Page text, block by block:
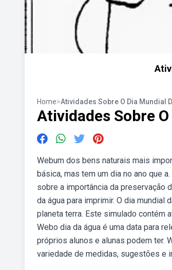
Home>Atividades Sobre O Dia Mundial
Atividades Sobre
Webum dos bens naturais mais
básica, mas tem um dia no ano que
sobre a importância da preservação
da água para imprimir. O dia mundial
planeta terra. Este simulado contém
Webo dia da água é uma data para
próprios alunos e alunas podem ter.
variedade de medidas, sugestões e